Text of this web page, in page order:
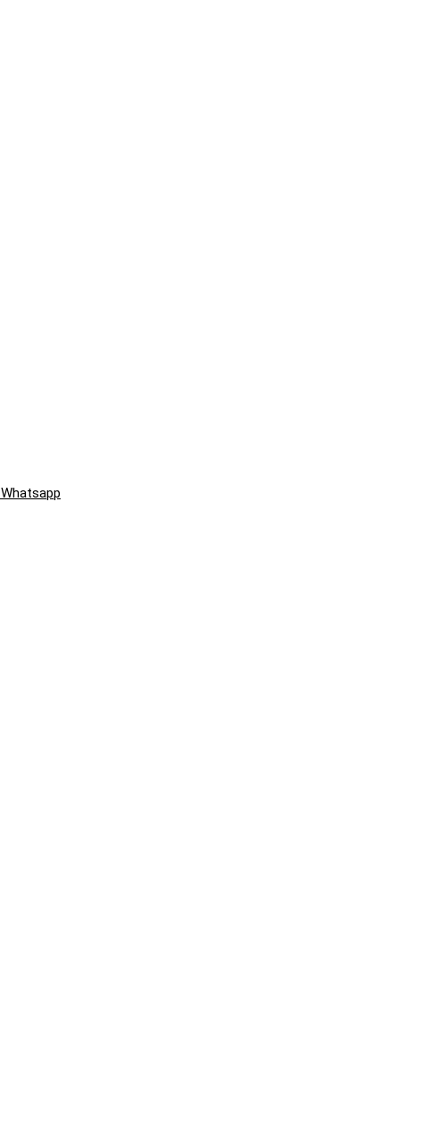
Whatsapp